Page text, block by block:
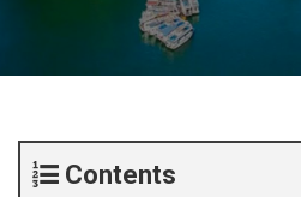
Contents